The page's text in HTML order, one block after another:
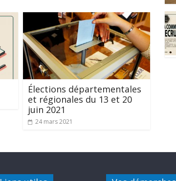
Élections départementales
et régionales du 13 et 20
juin 2021
24 mars 2021